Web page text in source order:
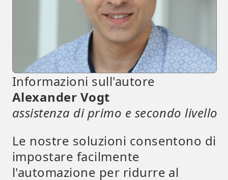
Informazioni sull'autore
Alexander Vogt
assistenza di primo e secondo livello
Le nostre soluzioni consentono di
impostare facilmente
l'automazione per ridurre al